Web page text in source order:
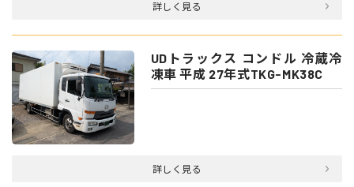
詳しく見る
UDトラックス コンドル 冷蔵冷
凍車 平成 27年式TKG-MK38C
詳しく見る